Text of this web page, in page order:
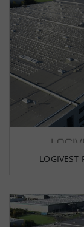
LOGIVEST